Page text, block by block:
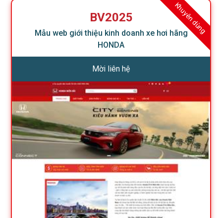
Khuyên dùng
BV2025
Mẫu web giới thiệu kinh doanh xe hơi hãng
HONDA
Mời liên hệ